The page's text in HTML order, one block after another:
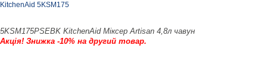
KitchenAid 5KSM175
5KSM175PSEBK KitchenAid Міксер Artisan 4,8л чавун
Акція! Знижка -10% на другий товар.